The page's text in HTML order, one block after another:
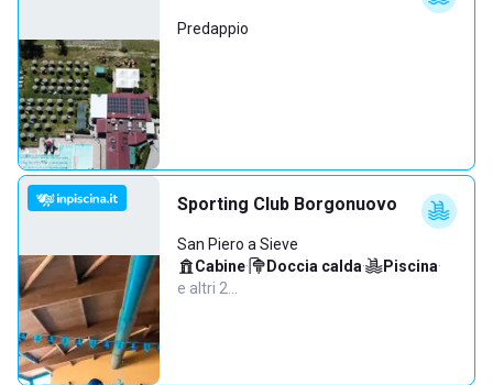
Predappio
Sporting Club Borgonuovo
San Piero a Sieve
Cabine· Doccia calda· Piscina·
e altri 2…